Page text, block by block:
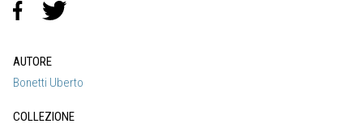
AUTORE
Bonetti Uberto
COLLEZIONE